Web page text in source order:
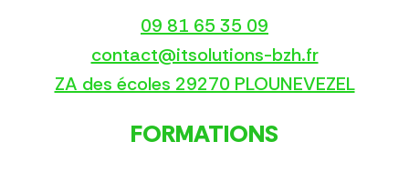
09 81 65 35 09
contact@itsolutions-bzh.fr
ZA des écoles 29270 PLOUNEVEZEL
FORMATIONS